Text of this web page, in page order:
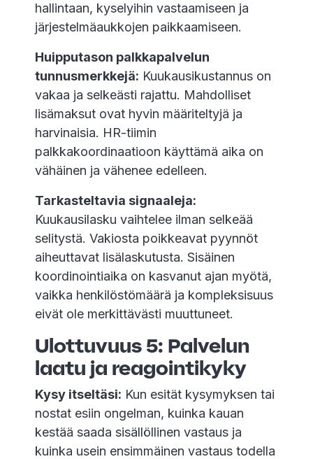
hallintaan, kyselyihin vastaamiseen ja
järjestelmäaukkojen paikkaamiseen.
Huipputason palkkapalvelun
tunnusmerkkejä: Kuukausikustannus on
vakaa ja selkeästi rajattu. Mahdolliset
lisämaksut ovat hyvin määriteltyjä ja
harvinaisia. HR-tiimin
palkkakoordinaatioon käyttämä aika on
vähäinen ja vähenee edelleen.
Tarkasteltavia signaaleja:
Kuukausilasku vaihtelee ilman selkeää
selitystä. Vakiosta poikkeavat pyynnöt
aiheuttavat lisälaskutusta. Sisäinen
koordinointiaika on kasvanut ajan myötä,
vaikka henkilöstömäärä ja kompleksisuus
eivät ole merkittävästi muuttuneet.
Ulottuvuus 5: Palvelun
laatu ja reagointikyky
Kysy itseltäsi: Kun esität kysymyksen tai
nostat esiin ongelman, kuinka kauan
kestää saada sisällöllinen vastaus ja
kuinka usein ensimmäinen vastaus todella